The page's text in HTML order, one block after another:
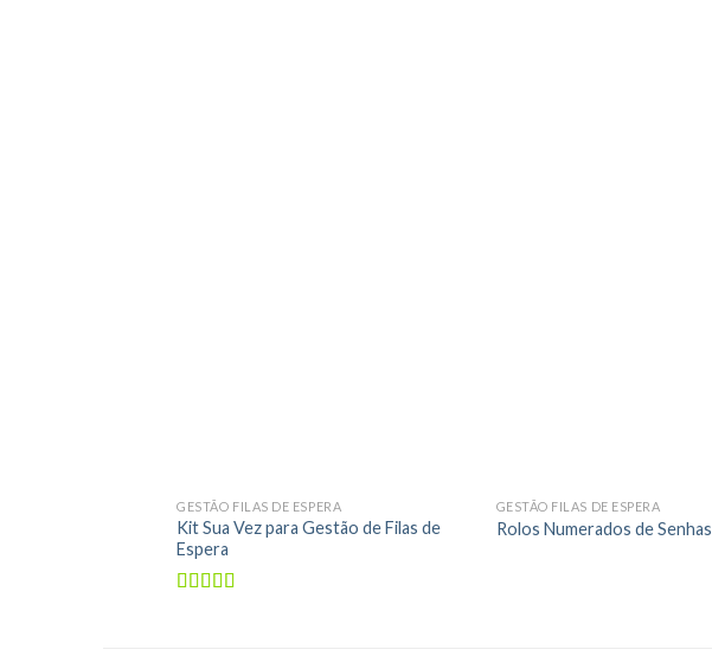
GESTÃO FILAS DE ESPERA
Kit Sua Vez para Gestão de Filas de
Espera
GESTÃO FILAS DE ESPERA
Rolos Numerados de Senhas